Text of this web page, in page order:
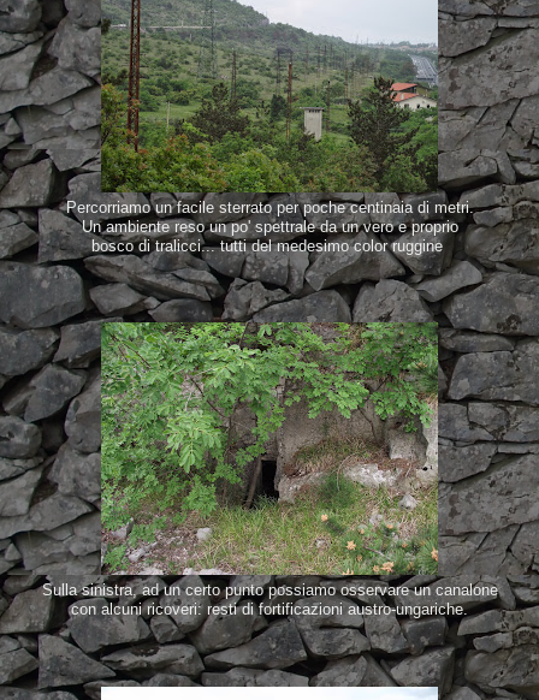
Percorriamo un facile sterrato per poche centinaia di metri.
Un ambiente reso un po' spettrale da un vero e proprio
bosco di tralicci... tutti del medesimo color ruggine
Sulla sinistra, ad un certo punto possiamo osservare un canalone
con alcuni ricoveri: resti di fortificazioni austro-ungariche.